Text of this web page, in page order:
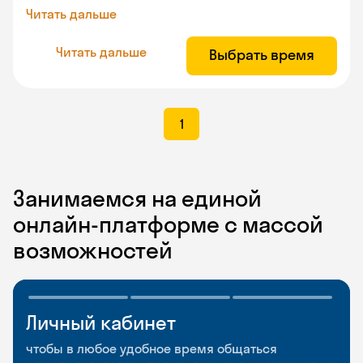
Читать дальше
Читать дальше Выбрать время
1
Занимаемся на единой
онлайн-платформе с массой
возможностей
Личный кабинет
чтобы в любое удобное время общаться
Мобильное
приложение
Разговорные клубы
и Talks